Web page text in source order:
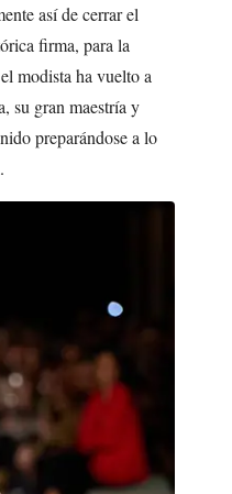
así de cerrar el
firma, para la
modista ha vuelto a
su gran maestría y
preparándose a lo